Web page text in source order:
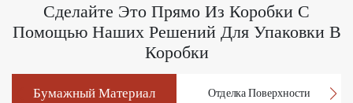
Сделайте Это Прямо Из Коробки С
Помощью Наших Решений Для Упаковки В
Коробки
Бумажный Материал Отделка Поверхности